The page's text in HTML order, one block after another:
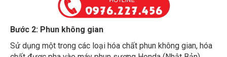
Bước 2: Phun không gian
Sử dụng một trong các loại hóa chất phun không gian, hóa
chất được pha vào máy phun sương Honda (Nhật Bản)